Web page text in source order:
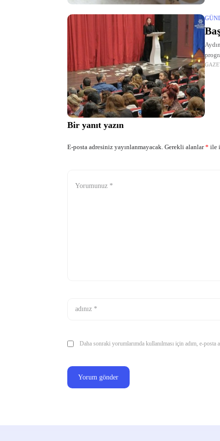
Bir yanıt yazın
E-posta adresiniz yayınlanmayacak. Gerekli alanlar* ile
Daha sonraki yorumlarımda kullanılması için adım, e-posta